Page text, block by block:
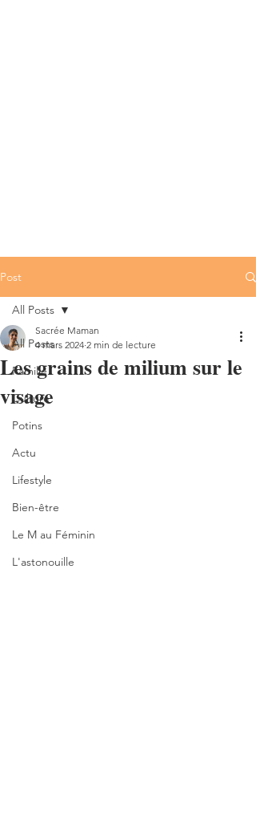
Post
All Posts
Famille
Culture
Potins
Actu
Lifestyle
Bien-être
Le M au Féminin
L'astonouille
All Posts
Les grains de milium sur le
visage
Sacrée Maman
4 mars 2024 2 min de lecture